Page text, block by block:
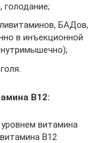
голодание;
БАДов,
в инъекционной
В12:
витамина
В12